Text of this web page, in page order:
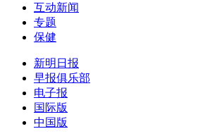
互动新闻
专题
保健
新明日报
早报俱乐部
电子报
国际版
中国版